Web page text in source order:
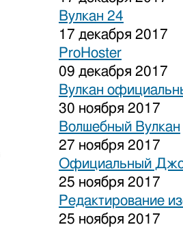
Вулкан 24
17 декабря 2017
ProHoster
09 декабря 2017
Вулкан
30 ноября 2017
Волшебный Вулкан
27 ноября 2017
Официальный
25 ноября 2017
Редактирование
25 ноября 2017